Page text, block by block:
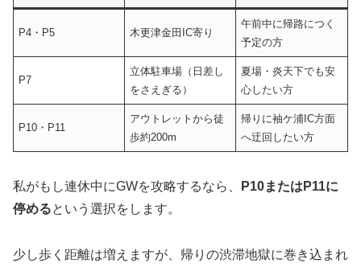
P4・P5 木更津金田IC寄り
午前中に帰路につく
予定の方
P7
立体駐車場（日差し
をさえぎる）
夏場・炎天下でも安
心したい方
P10・P11
アウトレットから徒
歩約200m
帰りに袖ケ浦IC方面
へ迂回したい方
私がもし連休中にGWを攻略するなら、
P10またはP11に
停めるという選択をします。
少し歩く距離は増えますが、帰りの渋滞地獄に巻き込まれ